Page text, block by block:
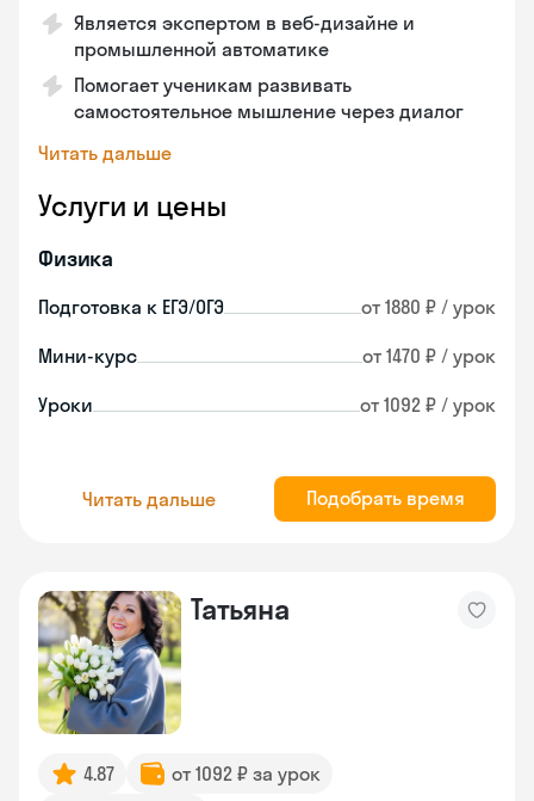
Является экспертом в веб-дизайне и
промышленной автоматике
Помогает ученикам развивать
самостоятельное мышление через диалог
Читать дальше
Услуги и цены
Физика
Подготовка к ЕГЭ/ОГЭ от 1880 ₽ / урок
Мини-курс от 1470 ₽ / урок
Уроки от 1092 ₽ / урок
Читать дальше Подобрать время
Татьяна
4.87
от 1092 ₽ за урок